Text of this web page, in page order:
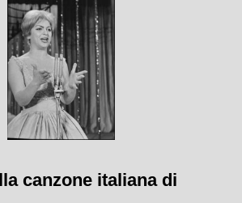
canzone italiana di